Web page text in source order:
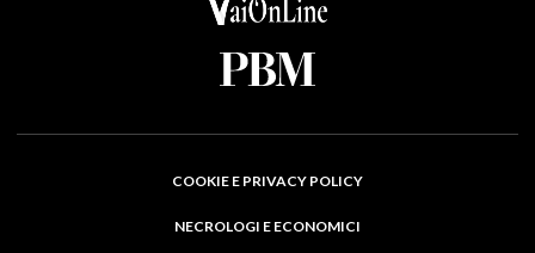
COOKIE E PRIVACY POLICY
NECROLOGI E ECONOMICI